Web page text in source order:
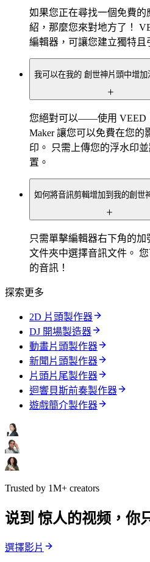
如果您正在尋找一個免費的
紹，那麼您來對地方了！
編輯器，可讓您建立獨特且
我可以在我的 創世神片頭中增加
您絕對可以——使用 VEED
Maker 讓您可以免費在您的
印。 只需上傳您的浮水印
置。
如何將音訊剪輯增加到我的創世
只需單擊編輯器右下角的
文件夾中選擇音訊文件。
的音訊！
探索更多
2D 片頭製作器
DJ 開場製造器
動畫片頭製作器
新聞片頭製作器
片頭片尾製作器
迴響貝斯前奏製作器
遊戲簡介製作器
Trusted by 1M+ creators
说到 惊人的视频，你
選擇影片